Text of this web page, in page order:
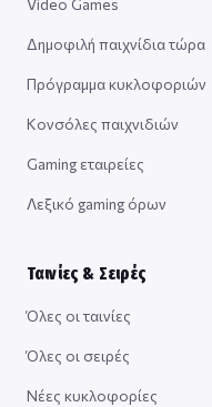
Video Games
Δημοφιλή παιχνίδια τώρα
Πρόγραμμα κυκλοφοριών
Κονσόλες παιχνιδιών
Gaming εταιρείες
Λεξικό gaming όρων
Ταινίες & Σειρές
Όλες οι ταινίες
Όλες οι σειρές
Νέες κυκλοφορίες